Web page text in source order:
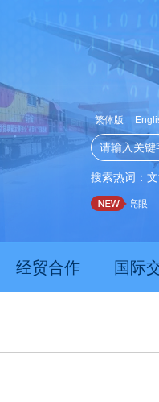
繁体版
搜索热词：
上半年新质生产力发展数据亮眼
经贸合作 国际